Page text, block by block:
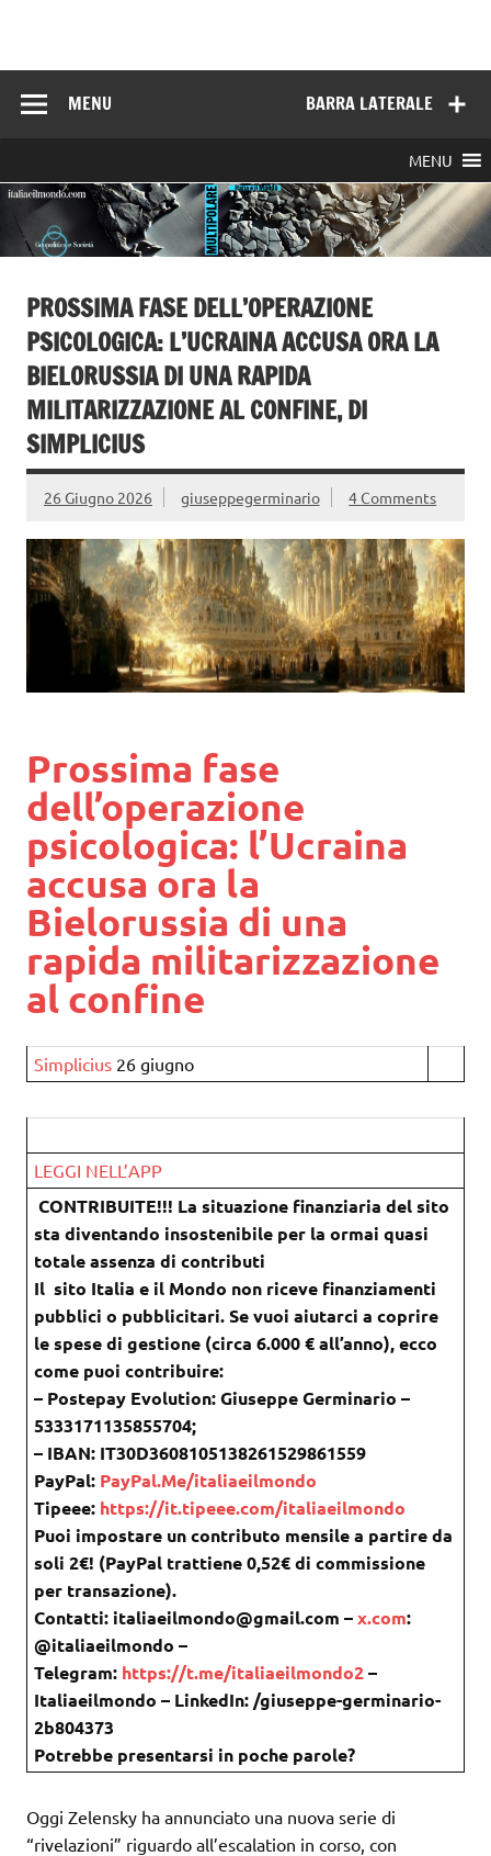
BARRA LATERALE
MENU
MENU
PROSSIMA FASE DELL’OPERAZIONE
PSICOLOGICA: L’UCRAINA ACCUSA ORA LA
BIELORUSSIA DI UNA RAPIDA
MILITARIZZAZIONE AL CONFINE, DI
SIMPLICIUS
26 Giugno 2026 giuseppegerminario 4 Comments
Prossima fase
dell’operazione
psicologica: l’Ucraina
accusa ora la
Bielorussia di una
rapida militarizzazione
al confine
Simplicius 26 giugno
LEGGI NELL’APP
CONTRIBUITE!!! La situazione finanziaria del sito
sta diventando insostenibile per la ormai quasi
totale assenza di contributi
Il sito Italia e il Mondo non riceve finanziamenti
pubblici o pubblicitari. Se vuoi aiutarci a coprire
le spese di gestione (circa 6.000 € all’anno), ecco
come puoi contribuire:
– Postepay Evolution: Giuseppe Germinario –
5333171135855704;
– IBAN: IT30D3608105138261529861559
PayPal: PayPal.Me/italiaeilmondo
Tipeee: https://it.tipeee.com/italiaeilmondo
Puoi impostare un contributo mensile a partire da
soli 2€! (PayPal trattiene 0,52€ di commissione
per transazione).
Contatti: italiaeilmondo@gmail.com –x.com:
@italiaeilmondo –
Telegram: https://t.me/italiaeilmondo2–
Italiaeilmondo – LinkedIn: /giuseppe-germinario-
2b804373
Potrebbe presentarsi in poche parole?
Oggi Zelensky ha annunciato una nuova serie di
“rivelazioni” riguardo all’escalation in corso, con